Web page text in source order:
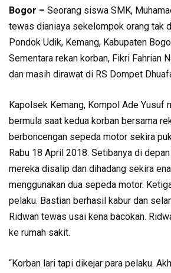
Bogor – Seorang siswa SMK,
tewas dianiaya sekelompok orang tak
Pondok Udik, Kemang, Kabupaten
Sementara rekan korban, Fikri Fahrian
dan masih dirawat di RS Dompet
Kapolsek Kemang, Kompol Ade Yusuf
bermula saat kedua korban bersama
berboncengan sepeda motor sekira
Rabu 18 April 2018. Setibanya di
mereka disalip dan dihadang sekira
menggunakan dua sepeda motor.
pelaku. Bastian berhasil kabur dan
Ridwan tewas usai kena bacokan.
ke rumah sakit.
“Korban lari tapi dikejar para pelaku.